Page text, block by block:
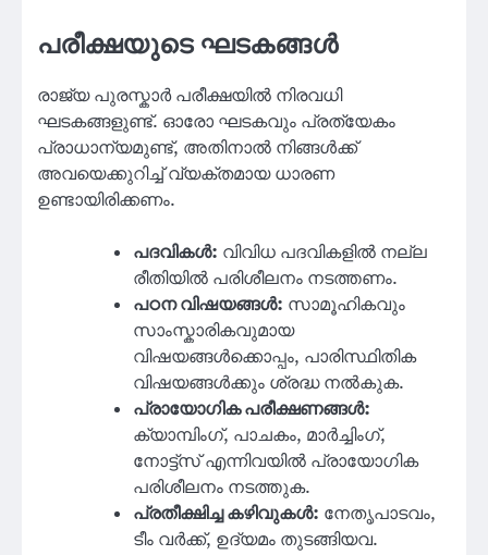
പരീക്ഷയുടെ ഘടകങ്ങൾ
രാജ്യ പുരസ്കാർ പരീക്ഷയിൽ നിരവധി
ഘടകങ്ങളുണ്ട്. ഓരോ ഘടകവും പ്രത്യേകം
പ്രാധാന്യമുണ്ട്, അതിനാൽ നിങ്ങൾക്ക്
അവയെക്കുറിച്ച് വ്യക്തമായ ധാരണ
ഉണ്ടായിരിക്കണം.
പദവികൾ: വിവിധ പദവികളിൽ നല്ല
രീതിയിൽ പരിശീലനം നടത്തണം.
പഠന വിഷയങ്ങൾ: സാമൂഹികവും
സാംസ്കാരികവുമായ
വിഷയങ്ങൾക്കൊപ്പം, പാരിസ്ഥിതിക
വിഷയങ്ങൾക്കും ശ്രദ്ധ നൽകുക.
പ്രായോഗിക പരീക്ഷണങ്ങൾ:
ക്യാമ്പിംഗ്‌, പാചകം, മാർച്ചിംഗ്,
നോട്ട്സ് എന്നിവയിൽ പ്രായോഗിക
പരിശീലനം നടത്തുക.
പ്രതീക്ഷിച്ച കഴിവുകൾ: നേതൃപാടവം,
ടീം വർക്ക്, ഉദ്യമം തുടങ്ങിയവ.